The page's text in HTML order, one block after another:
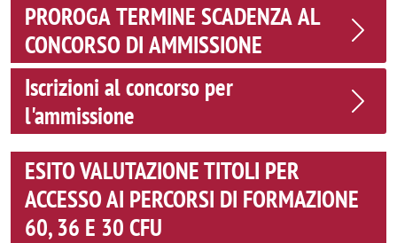
PROROGA TERMINE SCADENZA AL
CONCORSO DI AMMISSIONE
Iscrizioni al concorso per
l'ammissione
ESITO VALUTAZIONE TITOLI PER
ACCESSO AI PERCORSI DI FORMAZIONE
60, 36 E 30 CFU